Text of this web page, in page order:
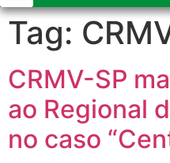
Tag:
CRMV-SP
ao Regional
no caso